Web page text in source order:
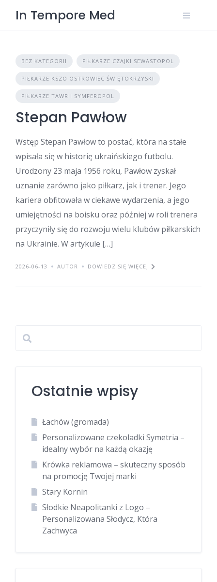
In Tempore Med
BEZ KATEGORII PIŁKARZE CZAJKI SEWASTOPOL
PIŁKARZE KSZO OSTROWIEC ŚWIĘTOKRZYSKI
PIŁKARZE TAWRII SYMFEROPOL
Stepan Pawłow
Wstęp Stepan Pawłow to postać, która na stałe
wpisała się w historię ukraińskiego futbolu.
Urodzony 23 maja 1956 roku, Pawłow zyskał
uznanie zarówno jako piłkarz, jak i trener. Jego
kariera obfitowała w ciekawe wydarzenia, a jego
umiejętności na boisku oraz później w roli trenera
przyczyniły się do rozwoju wielu klubów piłkarskich
na Ukrainie. W artykule […]
2026-06-13 AUTOR DOWIEDZ SIĘ WIĘCEJ
Ostatnie wpisy
Łachów (gromada)
Personalizowane czekoladki Symetria –
idealny wybór na każdą okazję
Krówka reklamowa – skuteczny sposób
na promocję Twojej marki
Stary Kornin
Słodkie Neapolitanki z Logo –
Personalizowana Słodycz, Która
Zachwyca